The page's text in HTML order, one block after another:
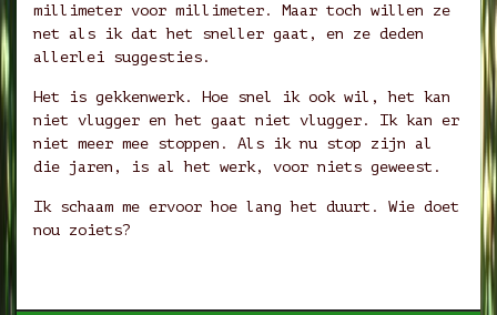
millimeter voor millimeter. Maar toch willen ze
net als ik dat het sneller gaat, en ze deden
allerlei suggesties.
Het is gekkenwerk. Hoe snel ik ook wil, het kan
niet vlugger en het gaat niet vlugger. Ik kan er
niet meer mee stoppen. Als ik nu stop zijn al
die jaren, is al het werk, voor niets geweest.
Ik schaam me ervoor hoe lang het duurt. Wie doet
nou zoiets?